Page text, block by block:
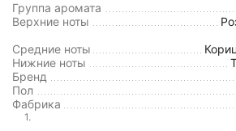
Группа аромата
Верхние ноты
Средние ноты
Нижние ноты
Бренд
Пол
Фабрика
1.